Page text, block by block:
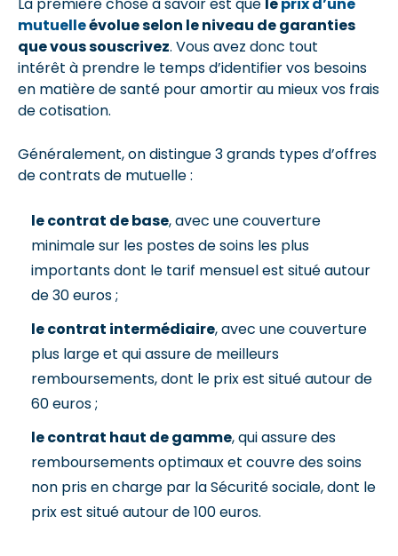
mutuelleévolue selon le niveau de garanties
que vous souscrivez. Vous avez donc tout
intérêt à prendre le temps d’identifier vos besoins
en matière de santé pour amortir au mieux vos frais
de cotisation.
Généralement, on distingue 3 grands types d’offres
de contrats de mutuelle :
le contrat de base, avec une couverture
minimale sur les postes de soins les plus
importants dont le tarif mensuel est situé autour
de 30 euros ;
le contrat intermédiaire, avec une couverture
plus large et qui assure de meilleurs
remboursements, dont le prix est situé autour de
60 euros ;
le contrat haut de gamme, qui assure des
remboursements optimaux et couvre des soins
non pris en charge par la Sécurité sociale, dont le
prix est situé autour de 100 euros.